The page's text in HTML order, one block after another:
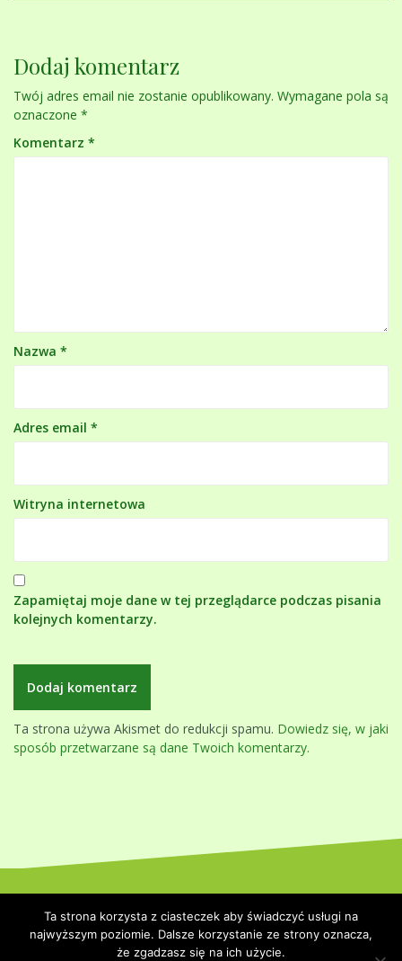
Dodaj komentarz
Twój adres email nie zostanie opublikowany. Wymagane pola są
oznaczone *
Komentarz *
Nazwa *
Adres email *
Witryna internetowa
Zapamiętaj moje dane w tej przeglądarce podczas pisania
kolejnych komentarzy.
Ta strona używa Akismet do redukcji spamu. Dowiedz się, w jaki
sposób przetwarzane są dane Twoich komentarzy.
Themeisle.
Ta strona korzysta z ciasteczek aby świadczyć usługi na
najwyższym poziomie. Dalsze korzystanie ze strony oznacza,
że zgadzasz się na ich użycie.